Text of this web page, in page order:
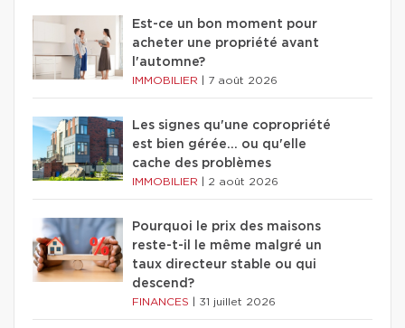
Est-ce un bon moment pour
acheter une propriété avant
l'automne?
IMMOBILIER 7 août 2026
Les signes qu'une copropriété
est bien gérée… ou qu'elle
cache des problèmes
IMMOBILIER 2 août 2026
Pourquoi le prix des maisons
reste-t-il le même malgré un
taux directeur stable ou qui
descend?
FINANCES 31 juillet 2026